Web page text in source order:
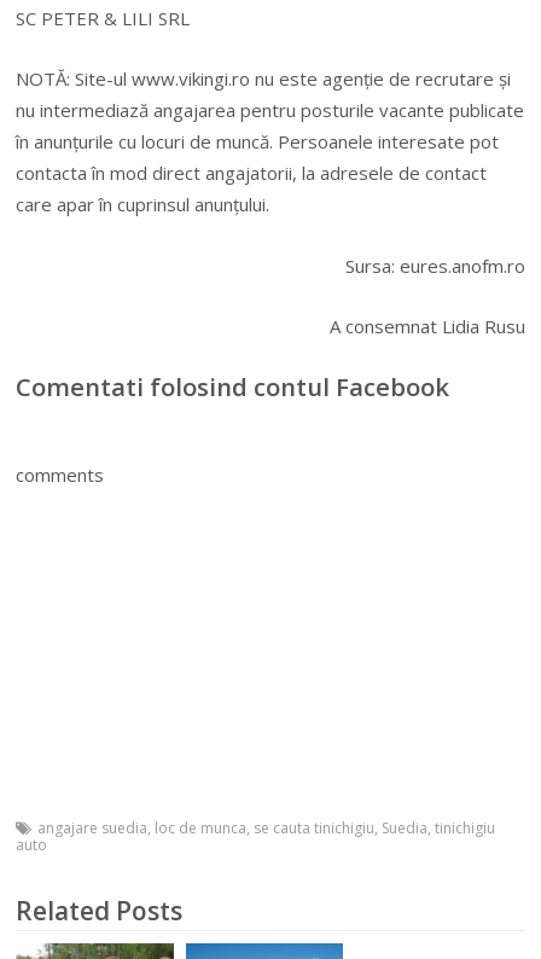
SC PETER & LILI SRL
NOTĂ: Site-ul www.vikingi.ro nu este agenție de recrutare și
nu intermediază angajarea pentru posturile vacante publicate
în anunțurile cu locuri de muncă. Persoanele interesate pot
contacta în mod direct angajatorii, la adresele de contact
care apar în cuprinsul anunțului.
Sursa: eures.anofm.ro
A consemnat Lidia Rusu
Comentati folosind contul Facebook
comments
angajare suedia, loc de munca, se cauta tinichigiu, Suedia,tinichigiu
auto
Related Posts